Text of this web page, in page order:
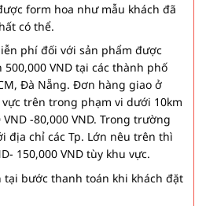
form hoa như mẫu khách đã
có thể.
phí đối với sản phẩm được
VND tại các thành phố
Đà Nẵng. Đơn hàng giao ở
trên trong phạm vi dưới 10km
-80,000 VND. Trong trường
địa chỉ các Tp. Lớn nêu trên thì
150,000 VND tùy khu vực.
tại bước thanh toán khi khách đặt